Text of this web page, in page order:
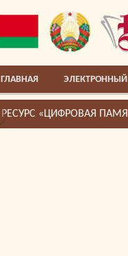
ГЛАВНАЯ ЭЛЕКТРОННЫЙ
РЕСУРС «ЦИФРОВАЯ